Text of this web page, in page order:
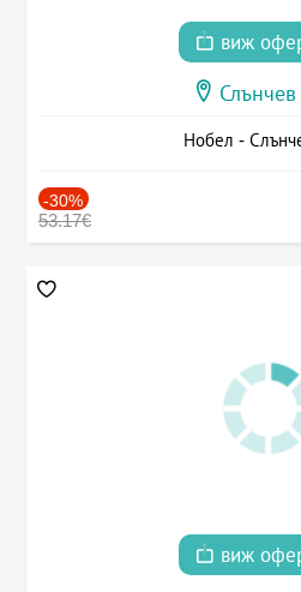
виж
Нобел -
-30%
53.17€
виж